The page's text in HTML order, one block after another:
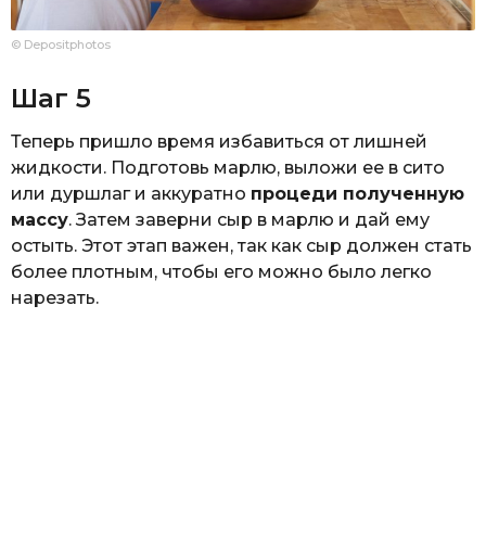
© Depositphotos
Шаг 5
Теперь пришло время избавиться от лишней
жидкости. Подготовь марлю, выложи ее в сито
или дуршлаг и аккуратно процеди полученную
массу. Затем заверни сыр в марлю и дай ему
остыть. Этот этап важен, так как сыр должен стать
более плотным, чтобы его можно было легко
нарезать.